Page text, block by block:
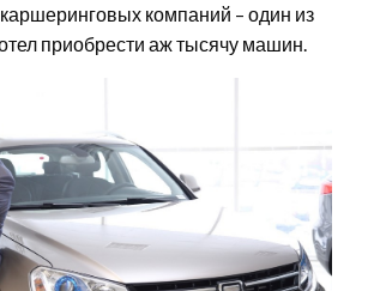
компаний – один из
приобрести аж тысячу машин.